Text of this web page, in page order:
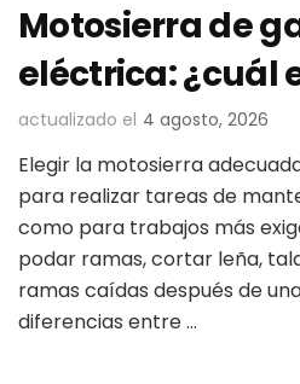
Motosierra de
eléctrica: ¿cuál
actualizado el 4 agosto, 2026
Elegir la motosierra
para realizar tareas de
como para trabajos más
podar ramas, cortar leña,
ramas caídas después de
diferencias entre …